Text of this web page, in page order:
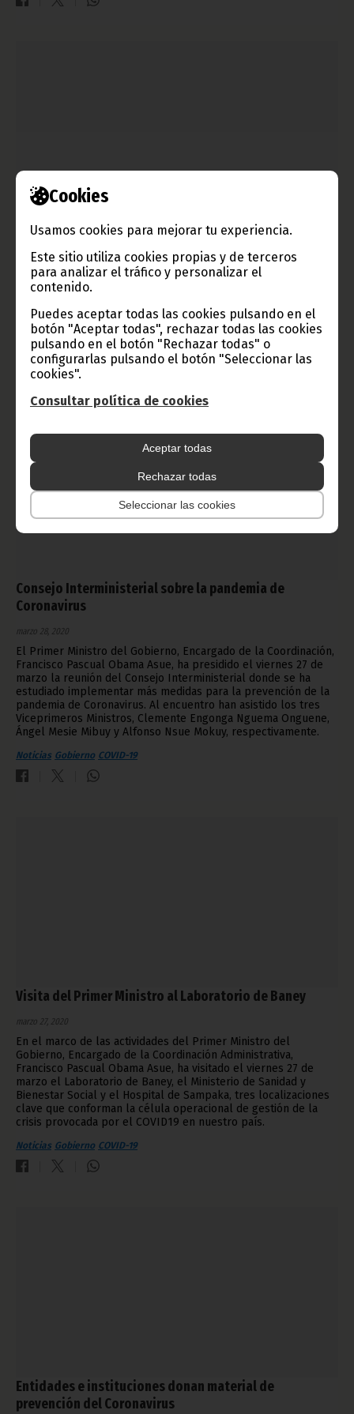
Cookies
Usamos cookies para mejorar tu experiencia.
Este sitio utiliza cookies propias y de terceros
para analizar el tráfico y personalizar el
contenido.
Puedes aceptar todas las cookies pulsando en el
botón "Aceptar todas", rechazar todas las cookies
pulsando en el botón "Rechazar todas" o
configurarlas pulsando el botón "Seleccionar las
cookies".
Consultar política de cookies
Aceptar todas
Rechazar todas
Seleccionar las cookies
400 millones desbloqueados por la CEMAC para luchar
contra el COVID 19
marzo 28, 2020
Más de 400 millones de francos cefas han sido desbloqueados
Comunidad afectados por el COVID 19. Adjuntamos el
comunicado completo a esta noticia.
Noticias COVID-19
Consejo Interministerial sobre la pandemia de
Coronavirus
marzo 28, 2020
El Primer Ministro del Gobierno, Encargado de la Coordinación,
Francisco Pascual Obama Asue, ha presidido el viernes 27 de
marzo la reunión del Consejo Interministerial donde se ha
estudiado implementar más medidas para la prevención de la
pandemia de Coronavirus. Al encuentro han asistido los tres
Viceprimeros Ministros, Clemente Engonga Nguema Onguene,
Ángel Mesie Mibuy y Alfonso Nsue Mokuy, respectivamente.
Noticias Gobierno COVID-19
Visita del Primer Ministro al Laboratorio de Baney
marzo 27, 2020
En el marco de las actividades del Primer Ministro del
Gobierno, Encargado de la Coordinación Administrativa,
Francisco Pascual Obama Asue, ha visitado el viernes 27 de
marzo el Laboratorio de Baney, el Ministerio de Sanidad y
Bienestar Social y el Hospital de Sampaka, tres localizaciones
clave que conforman la célula operacional de gestión de la
crisis provocada por el COVID19 en nuestro país.
Noticias Gobierno COVID-19
Entidades e instituciones donan material de
prevención del Coronavirus